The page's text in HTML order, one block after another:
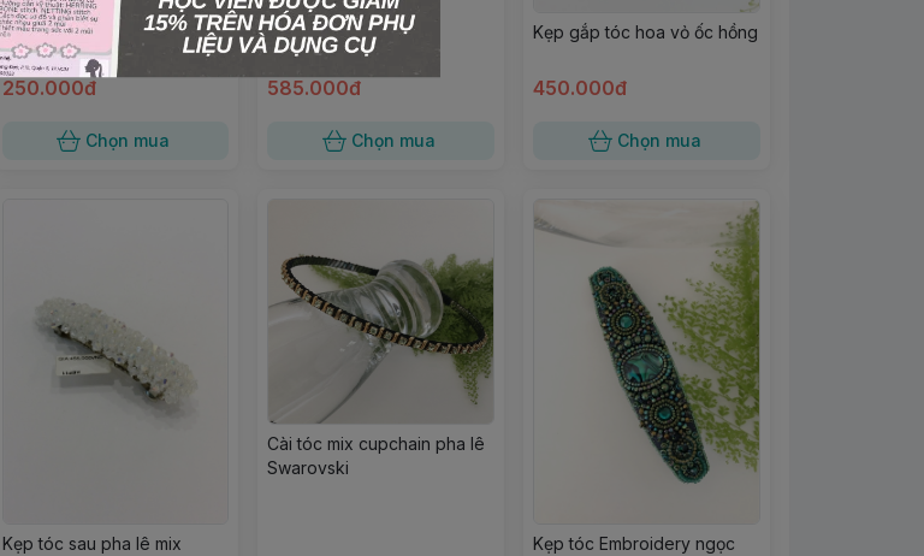
250.000đ
Chọn mua
585.000đ
Chọn mua
Kẹp gắp tóc hoa vỏ ốc hồng
450.000đ
Chọn mua
Kẹp tóc sau pha lê mix
Cài tóc mix cupchain pha lê
Swarovski
Kẹp tóc Embroidery ngọc